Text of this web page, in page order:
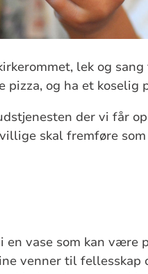
lek og
og ha et koselig
der vi får
skal fremføre
en vase som kan være
venner til